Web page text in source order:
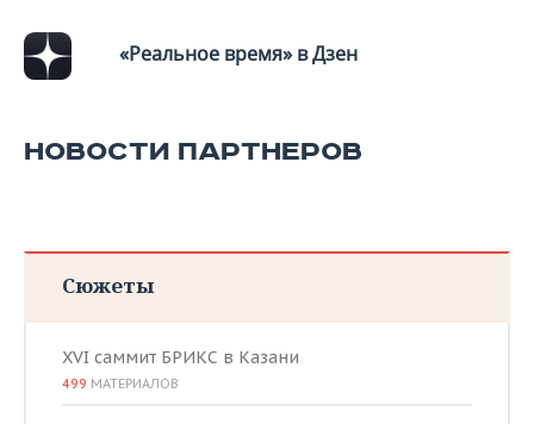
ХОККЕЙ С МЯЧОМ
ПРОИСШЕСТВИЯ
«Реальное время» в Дзен
НОВОСТИ ПАРТНЕРОВ
Сюжеты
XVI саммит БРИКС в Казани
499 МАТЕРИАЛОВ